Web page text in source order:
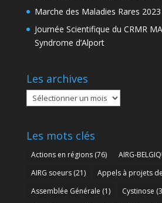
Marche des Maladies Rares 2023
Journée Scientifique du CRMR
Syndrome d’Alport
Les archives
Les
archives
Les mots clés
Actions en régions(76) AIRG-
AIRG soeurs(21) Appels à projets
Assemblée Générale (1) Cystinose